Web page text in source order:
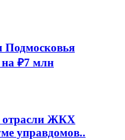
₽7 млн
отрасли ЖКХ
управдомов..